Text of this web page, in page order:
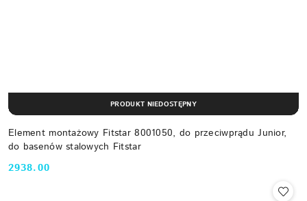
Element montażowy Fitstar 8001050, do przeciwprądu Junior,
do basenów stalowych Fitstar
Cena:
2938.00
PRODUKT NIEDOSTĘPNY